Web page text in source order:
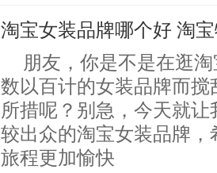
淘宝女装品牌哪个好 淘
朋友，你是不是在逛
数以百计的女装品牌而
所措呢？别急，今天就
较出众的淘宝女装品牌
旅程更加愉快